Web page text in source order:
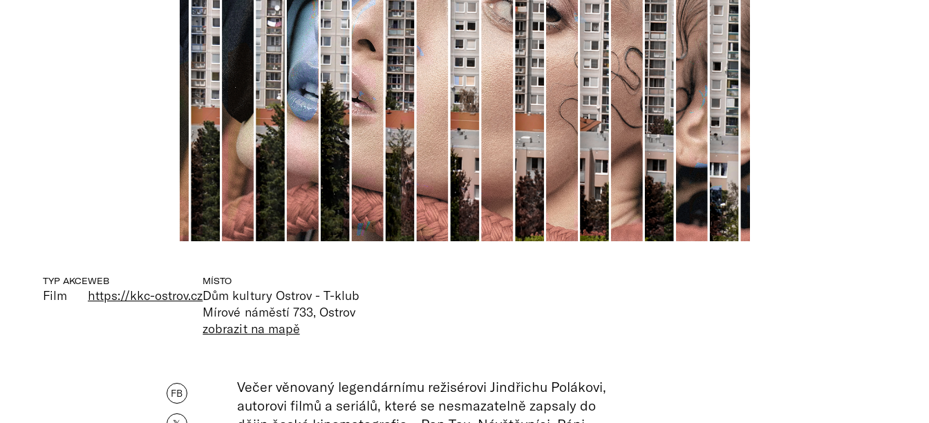
TYP AKCE
Film
WEB
https://kkc-ostrov.cz
MÍSTO
Dům kultury Ostrov - T-klub
Mírové náměstí 733, Ostrov
zobrazit na mapě
FB
Večer věnovaný legendárnímu režisérovi Jindřichu Polákovi,
autorovi filmů a seriálů, které se nesmazatelně zapsaly do